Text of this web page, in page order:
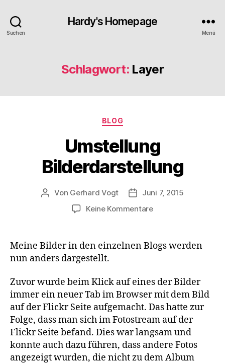
Suchen
Hardy's Homepage
Menü
Schlagwort: Layer
Kategorien
BLOG
Umstellung
Bilderdarstellung
Beitragsautor
Von Gerhard Vogt Veröffentlichungsdatum
Juni 7, 2015
Keine Kommentarezu
Meine Bilder in den einzelnen Blogs werden
nun anders dargestellt.
Zuvor wurde beim Klick auf eines der Bilder
immer ein neuer Tab im Browser mit dem Bild
auf der Flickr Seite aufgemacht. Das hatte zur
Folge, dass man sich im Fotostream auf der
Flickr Seite befand. Dies war langsam und
konnte auch dazu führen, dass andere Fotos
angezeigt wurden, die nicht zu dem Album